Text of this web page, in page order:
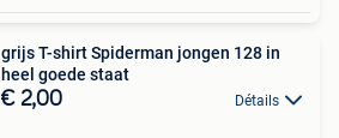
grijs T-shirt Spiderman jongen 128 in
heel goede staat
€ 2,00 Détails